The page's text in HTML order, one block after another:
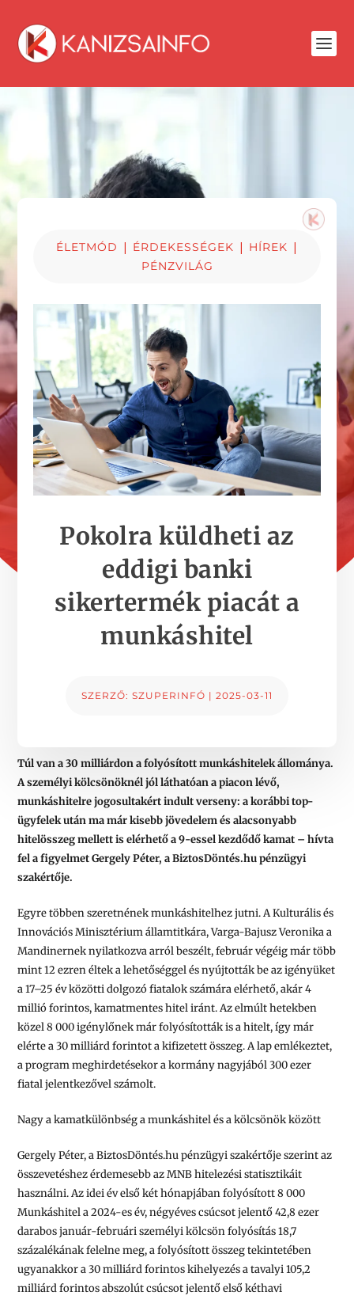
ÉLETMÓD | ÉRDEKESSÉGEK | HÍREK |
PÉNZVILÁG
Pokolra küldheti az
eddigi banki
sikertermék piacát a
munkáshitel
SZERZŐ: SZUPERINFÓ | 2025-03-11
Túl van a 30 milliárdon a folyósított munkáshitelek állománya.
A személyi kölcsönöknél jól láthatóan a piacon lévő,
munkáshitelre jogosultakért indult verseny: a korábbi top-
ügyfelek után ma már kisebb jövedelem és alacsonyabb
hitelösszeg mellett is elérhető a 9-essel kezdődő kamat – hívta
fel a figyelmet Gergely Péter, a BiztosDöntés.hu pénzügyi
szakértője.
Egyre többen szeretnének munkáshitelhez jutni. A Kulturális és
Innovációs Minisztérium államtitkára, Varga-Bajusz Veronika a
Mandinernek nyilatkozva arról beszélt, február végéig már több
mint 12 ezren éltek a lehetőséggel és nyújtották be az igényüket
a 17–25 év közötti dolgozó fiatalok számára elérhető, akár 4
millió forintos, kamatmentes hitel iránt. Az elmúlt hetekben
közel 8 000 igénylőnek már folyósították is a hitelt, így már
elérte a 30 milliárd forintot a kifizetett összeg. A lap emlékeztet,
a program meghirdetésekor a kormány nagyjából 300 ezer
fiatal jelentkezővel számolt.
Nagy a kamatkülönbség a munkáshitel és a kölcsönök között
Gergely Péter, a BiztosDöntés.hu pénzügyi szakértője szerint az
összevetéshez érdemesebb az MNB hitelezési statisztikáit
használni. Az idei év első két hónapjában folyósított 8 000
Munkáshitel a 2024-es év, négyéves csúcsot jelentő 42,8 ezer
darabos január-februári személyi kölcsön folyósítás 18,7
százalékának felelne meg, a folyósított összeg tekintetében
ugyanakkor a 30 milliárd forintos kihelyezés a tavalyi 105,2
milliárd forintos abszolút csúcsot jelentő első kéthavi